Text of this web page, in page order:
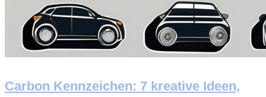
Carbon Kennzeichen: 7 kreative Ideen,